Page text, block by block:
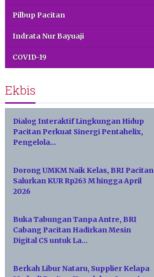
Pilbup Pacitan
Indrata Nur Bayuaji
COVID-19
Ekbis
Dialog Interaktif Lingkungan Hidup
Pacitan Perkuat Sinergi Pentahelix,
Pengelola…
Dorong UMKM Naik Kelas, BRI Pacitan
Salurkan KUR Rp263 M hingga April
2026
Buka Tabungan Tanpa Antre, BRI
Cabang Pacitan Hadirkan Mesin
Digital CS untuk La…
Berkah Libur Nataru, Supplier Kelapa